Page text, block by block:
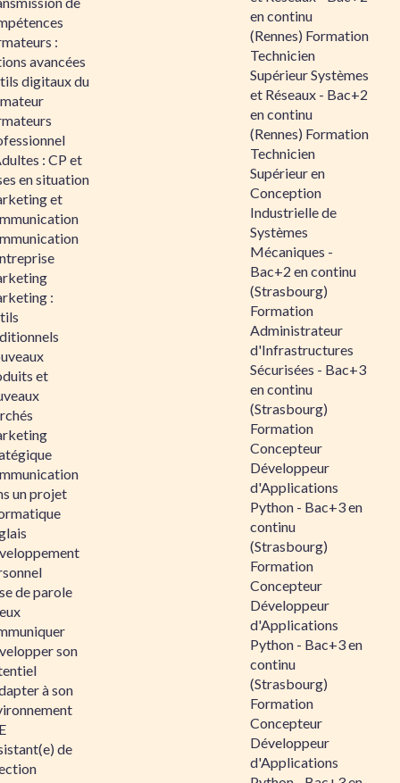
:
avancées
digitaux du
: CP et
en situation
et
:
et
un projet
de parole
son
à son
de
en continu
(Rennes) Formation
Technicien
Supérieur Systèmes
et Réseaux - Bac+2
en continu
(Rennes) Formation
Technicien
Supérieur en
Conception
Industrielle de
Systèmes
Mécaniques -
Bac+2 en continu
(Strasbourg)
Formation
Administrateur
d'Infrastructures
Sécurisées - Bac+3
en continu
(Strasbourg)
Formation
Concepteur
Développeur
d'Applications
Python - Bac+3 en
continu
(Strasbourg)
Formation
Concepteur
Développeur
d'Applications
Python - Bac+3 en
continu
(Strasbourg)
Formation
Concepteur
Développeur
d'Applications